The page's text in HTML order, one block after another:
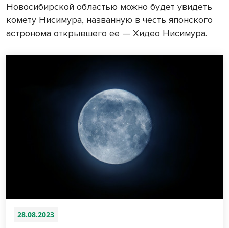
Новосибирской областью можно будет увидеть
комету Нисимура, названную в честь японского
астронома открывшего ее — Хидео Нисимура.
28.08.2023